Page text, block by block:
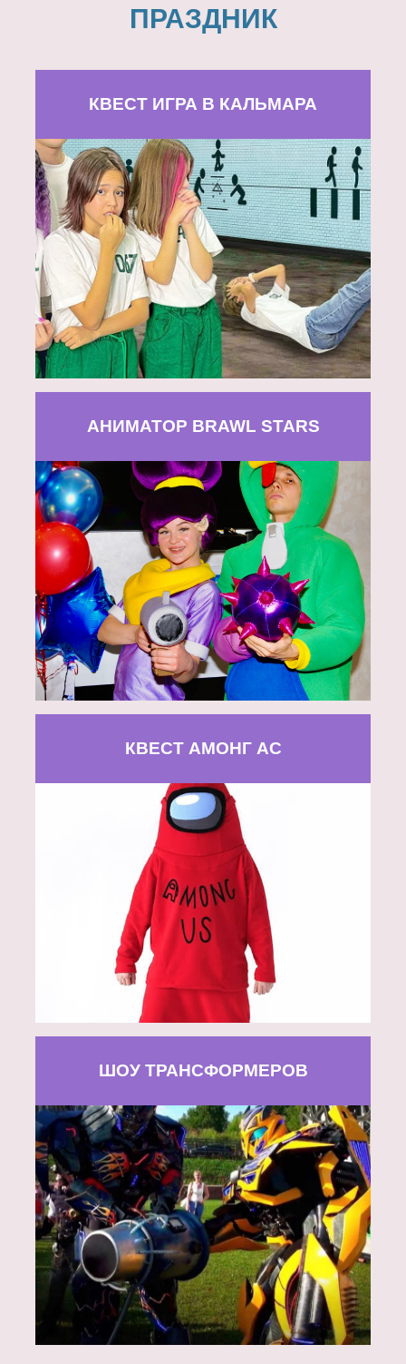
ПРАЗДНИК
КВЕСТ ИГРА В КАЛЬМАРА
АНИМАТОР BRAWL STARS
КВЕСТ АМОНГ АС
ШОУ ТРАНСФОРМЕРОВ